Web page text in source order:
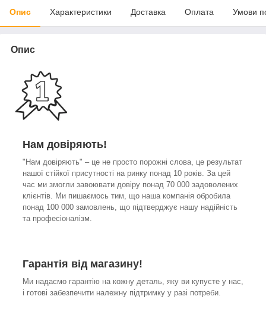
Опис Характеристики Доставка Оплата Умови
Опис
Нам довіряють!
"Нам довіряють" – це не просто порожні слова, це результат
нашої стійкої присутності на ринку понад 10 років. За цей
час ми змогли завоювати довіру понад 70 000 задоволених
клієнтів. Ми пишаємось тим, що наша компанія обробила
понад 100 000 замовлень, що підтверджує нашу надійність
та професіоналізм.
Гарантія від магазину!
Ми надаємо гарантію на кожну деталь, яку ви купуєте у нас,
і готові забезпечити належну підтримку у разі потреби.